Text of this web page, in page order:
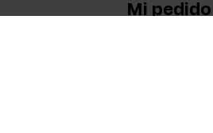
Mi pedido